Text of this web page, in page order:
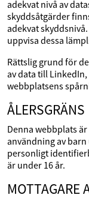
adekvat nivå av
skyddsåtgärder
adekvat
uppvisa dessa
Rättslig grund för
av data till
webbplatsens
ÅLERSGRÄNS
Denna webbplats
användning av
personligt
är under 16 år.
MOTTAGARE